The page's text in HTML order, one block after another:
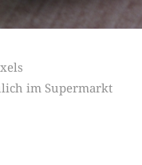
im Supermarkt